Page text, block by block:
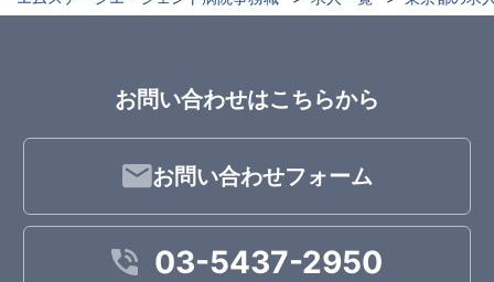
お問い合わせはこちらから
お問い合わせフォーム
03-5437-2950